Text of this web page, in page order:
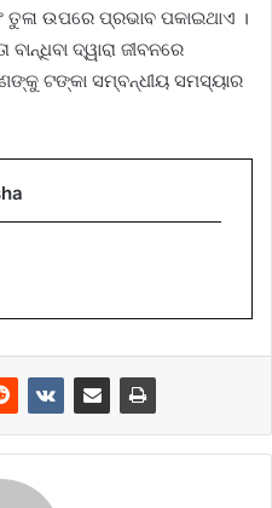
ଉପରେ ପ୍ରଭାବ ପକାଇଥାଏ ।
ଦ୍ୱାରା ଜୀବନରେ
ଟଙ୍କା ସମ୍ବନ୍ଧୀୟ ସମସ୍ୟାର